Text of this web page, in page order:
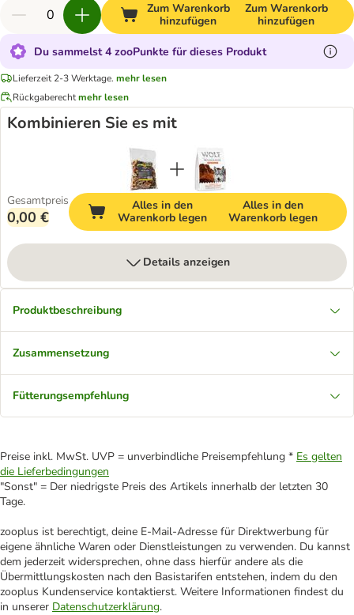
Zum Warenkorb
hinzufügen
Zum Warenkorb
hinzufügen
Du sammelst 4 zooPunkte für dieses Produkt
Lieferzeit 2-3 Werktage. mehr lesen
Rückgaberechtmehr lesen
Kombinieren Sie es mit
Gesamtpreis
0,00 €
Alles in den
Warenkorb legen
Alles in den
Warenkorb legen
Details anzeigen
Produktbeschreibung
Zusammensetzung
Fütterungsempfehlung
Preise inkl. MwSt. UVP = unverbindliche Preisempfehlung * Es gelten
die Lieferbedingungen
"Sonst" = Der niedrigste Preis des Artikels innerhalb der letzten 30
Tage.
zooplus ist berechtigt, deine E-Mail-Adresse für Direktwerbung für
eigene ähnliche Waren oder Dienstleistungen zu verwenden. Du kannst
dem jederzeit widersprechen, ohne dass hierfür andere als die
Übermittlungskosten nach den Basistarifen entstehen, indem du den
zooplus Kundenservice kontaktierst. Weitere Informationen findest du
in unserer Datenschutzerklärung.